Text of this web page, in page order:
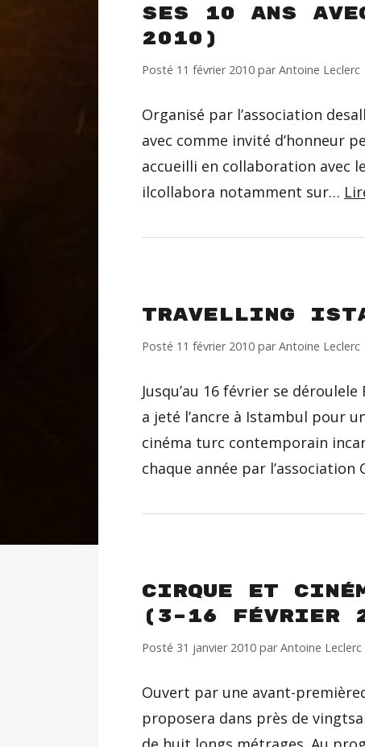
ses 10 ans
2010)
Posté 11 février 2010 par Antoine Leclerc
Organisé par l’association
avec comme invité d’honneur
accueilli en collaboration avec
ilcollabora notamment sur…
Travelling
Posté 11 février 2010 par Antoine Leclerc
Jusqu’au 16 février se
a jeté l’ancre à Istambul pour
cinéma turc contemporain
chaque année par
Cirque et
(3–16 février
Posté 31 janvier 2010 par Antoine Leclerc
Ouvert par une avant-
proposera dans près de